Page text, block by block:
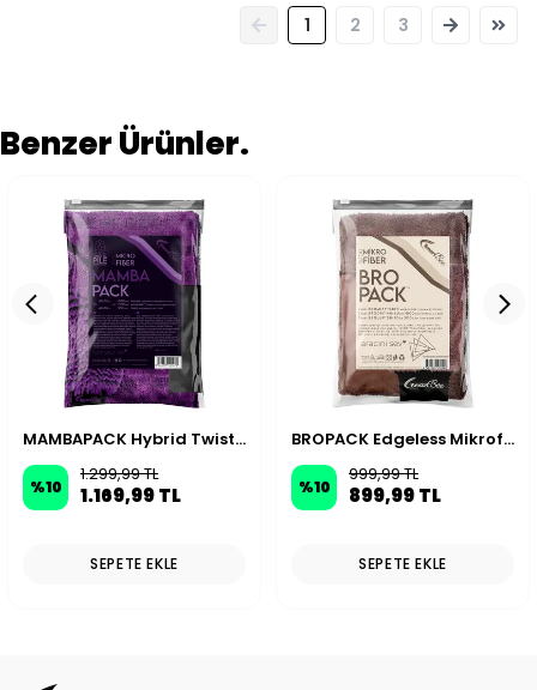
1 2 3
Benzer Ürünler.
MAMBAPACK Hybrid Twisted Pile Mikrofiber Oto Yıkama Paketi - Mor
%10
1.299,99 TL
1.169,99 TL
SEPETE EKLE
BROPACK Edgeless Mikrofiber Oto Yıkama Paketi - Kahverengi
%10
999,99 TL
899,99 TL
SEPETE EKLE